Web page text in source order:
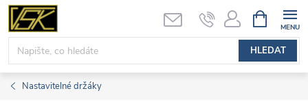
Přejít
obsah
HLEDAT
NÁKUPNÍ
KOŠÍK
Nastavitelné držáky